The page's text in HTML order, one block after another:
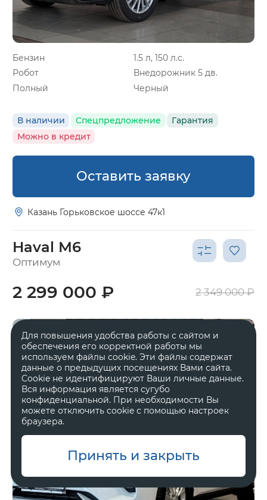
Бензин
1.5 л, 150 л.с.
Робот
Внедорожник 5 дв.
Полный
Черный
В наличии Спецпредложение
Гарантия
Можно в кредит
Оставить заявку
Казань Горьковское шоссе 47к1
Haval M6
Оптимум
2 299 000 ₽ 2 349 000 ₽
Для повышения удобства работы с сайтом и
обеспечения его корректной работы мы
используем файлы cookie. Эти файлы содержат
данные о предыдущих посещениях Вами сайта.
Cookie не идентифицируют Ваши личные данные.
Вся информация является сугубо
конфиденциальной. При необходимости Вы
можете отключить cookie с помощью настроек
браузера.
Принять и закрыть